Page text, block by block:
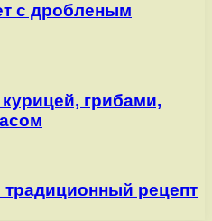
с дробленым
грибами,
рецепт